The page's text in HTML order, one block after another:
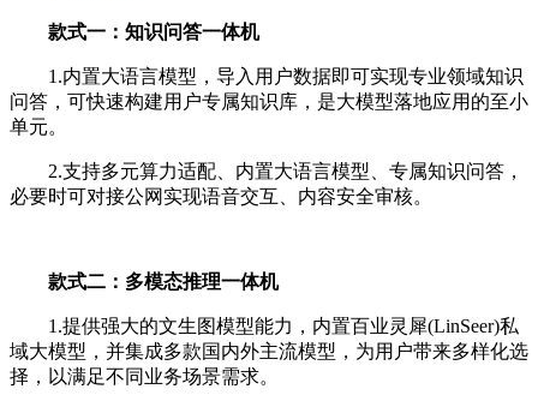
款式一：知识问答一体机
1.内置大语言模型，导入用户数据即可实现专业领域知识
问答，可快速构建用户专属知识库，是大模型落地应用的至小
单元。
2.支持多元算力适配、内置大语言模型、专属知识问答，
必要时可对接公网实现语音交互、内容安全审核。
款式二：多模态推理一体机
1.提供强大的文生图模型能力，内置百业灵犀(LinSeer)私
域大模型，并集成多款国内外主流模型，为用户带来多样化选
择，以满足不同业务场景需求。